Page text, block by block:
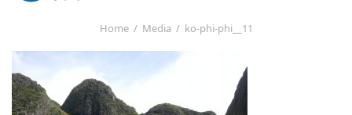
Home / Media / ko-phi-phi__11